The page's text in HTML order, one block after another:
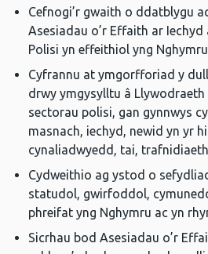
Cefnogi’r gwaith o ddatblygu
Asesiadau o’r Effaith ar
Polisi yn effeithiol yng
Cyfrannu at ymgorfforiad y
drwy ymgysylltu â
sectorau polisi, gan gynnwys
masnach, iechyd, newid yn yr
cynaliadwyedd, tai,
Cydweithio ag ystod o
statudol, gwirfoddol,
phreifat yng Nghymru ac yn
Sicrhau bod Asesiadau o’r